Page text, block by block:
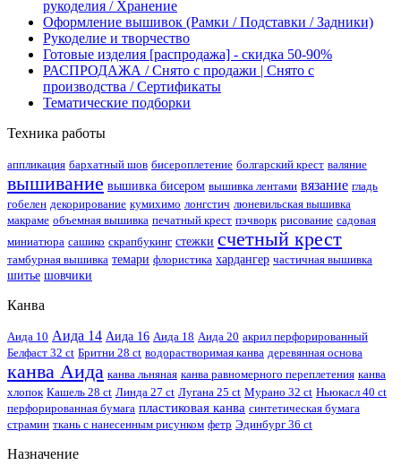
рукоделия / Хранение
Оформление вышивок (Рамки / Подставки / Задники)
Рукоделие и творчество
Готовые изделия [распродажа] - скидка 50-90%
РАСПРОДАЖА / Снято с продажи | Снято с
производства / Сертификаты
Тематические подборки
Техника работы
аппликация бархатный шов бисероплетение болгарский крест валяние
вышивание вышивка бисером вышивка лентами вязание гладь
гобелен декорирование кумихимо лонгстич люневильская вышивка
макраме объемная вышивка печатный крест пэчворк рисование садовая
миниатюра сашико скрапбукинг стежки счетный крест
тамбурная вышивка темари флористика хардангер частичная вышивка
шитье шовчики
Канва
Аида 10 Аида 14 Аида 16 Аида 18 Аида 20 акрил перфорированный
Белфаст 32 ct Бритни 28 ct водорастворимая канва деревянная основа
канва Аида канва льняная канва равномерного переплетения канва
хлопок Кашель 28 ct Линда 27 ct Лугана 25 ct Мурано 32 ct Ньюкасл 40 ct
перфорированная бумага пластиковая канва синтетическая бумага
страмин ткань с нанесенным рисунком фетр Эдинбург 36 ct
Назначение